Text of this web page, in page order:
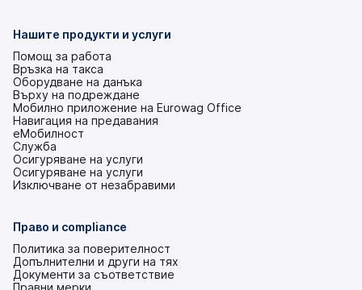
нов
Нашите продукти и услуги
Помощ за работа
Връзка на такса
Оборудване на данъка
Върху на подреждане
Мобилно приложение на Eurowag Office
Навигация на предавания
еМобилност
Служба
Осигуряване на услуги
Осигуряване на услуги
Изключване от незабравими
Право и compliance
Политика за поверителност
Допълнителни и други на тях
Документи за съответствие
Правни мерки